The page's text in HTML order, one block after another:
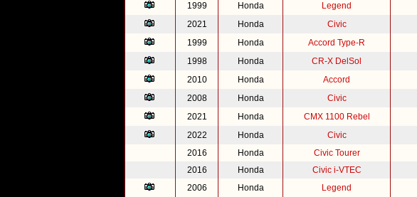
1999 Honda Legend
2021 Honda Civic
1999 Honda Accord Type-R
1998 Honda CR-X DelSol
2010 Honda Accord
2008 Honda Civic
2021 Honda CMX 1100 Rebel
2022 Honda Civic
2016 Honda Civic Tourer
2016 Honda Civic i-VTEC
2006 Honda Legend